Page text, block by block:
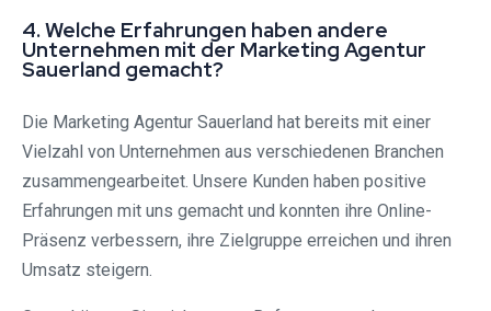
4. Welche Erfahrungen haben andere
Unternehmen mit der Marketing Agentur
Sauerland gemacht?
Die Marketing Agentur Sauerland hat bereits mit einer
Vielzahl von Unternehmen aus verschiedenen Branchen
zusammengearbeitet. Unsere Kunden haben positive
Erfahrungen mit uns gemacht und konnten ihre Online-
Präsenz verbessern, ihre Zielgruppe erreichen und ihren
Umsatz steigern.